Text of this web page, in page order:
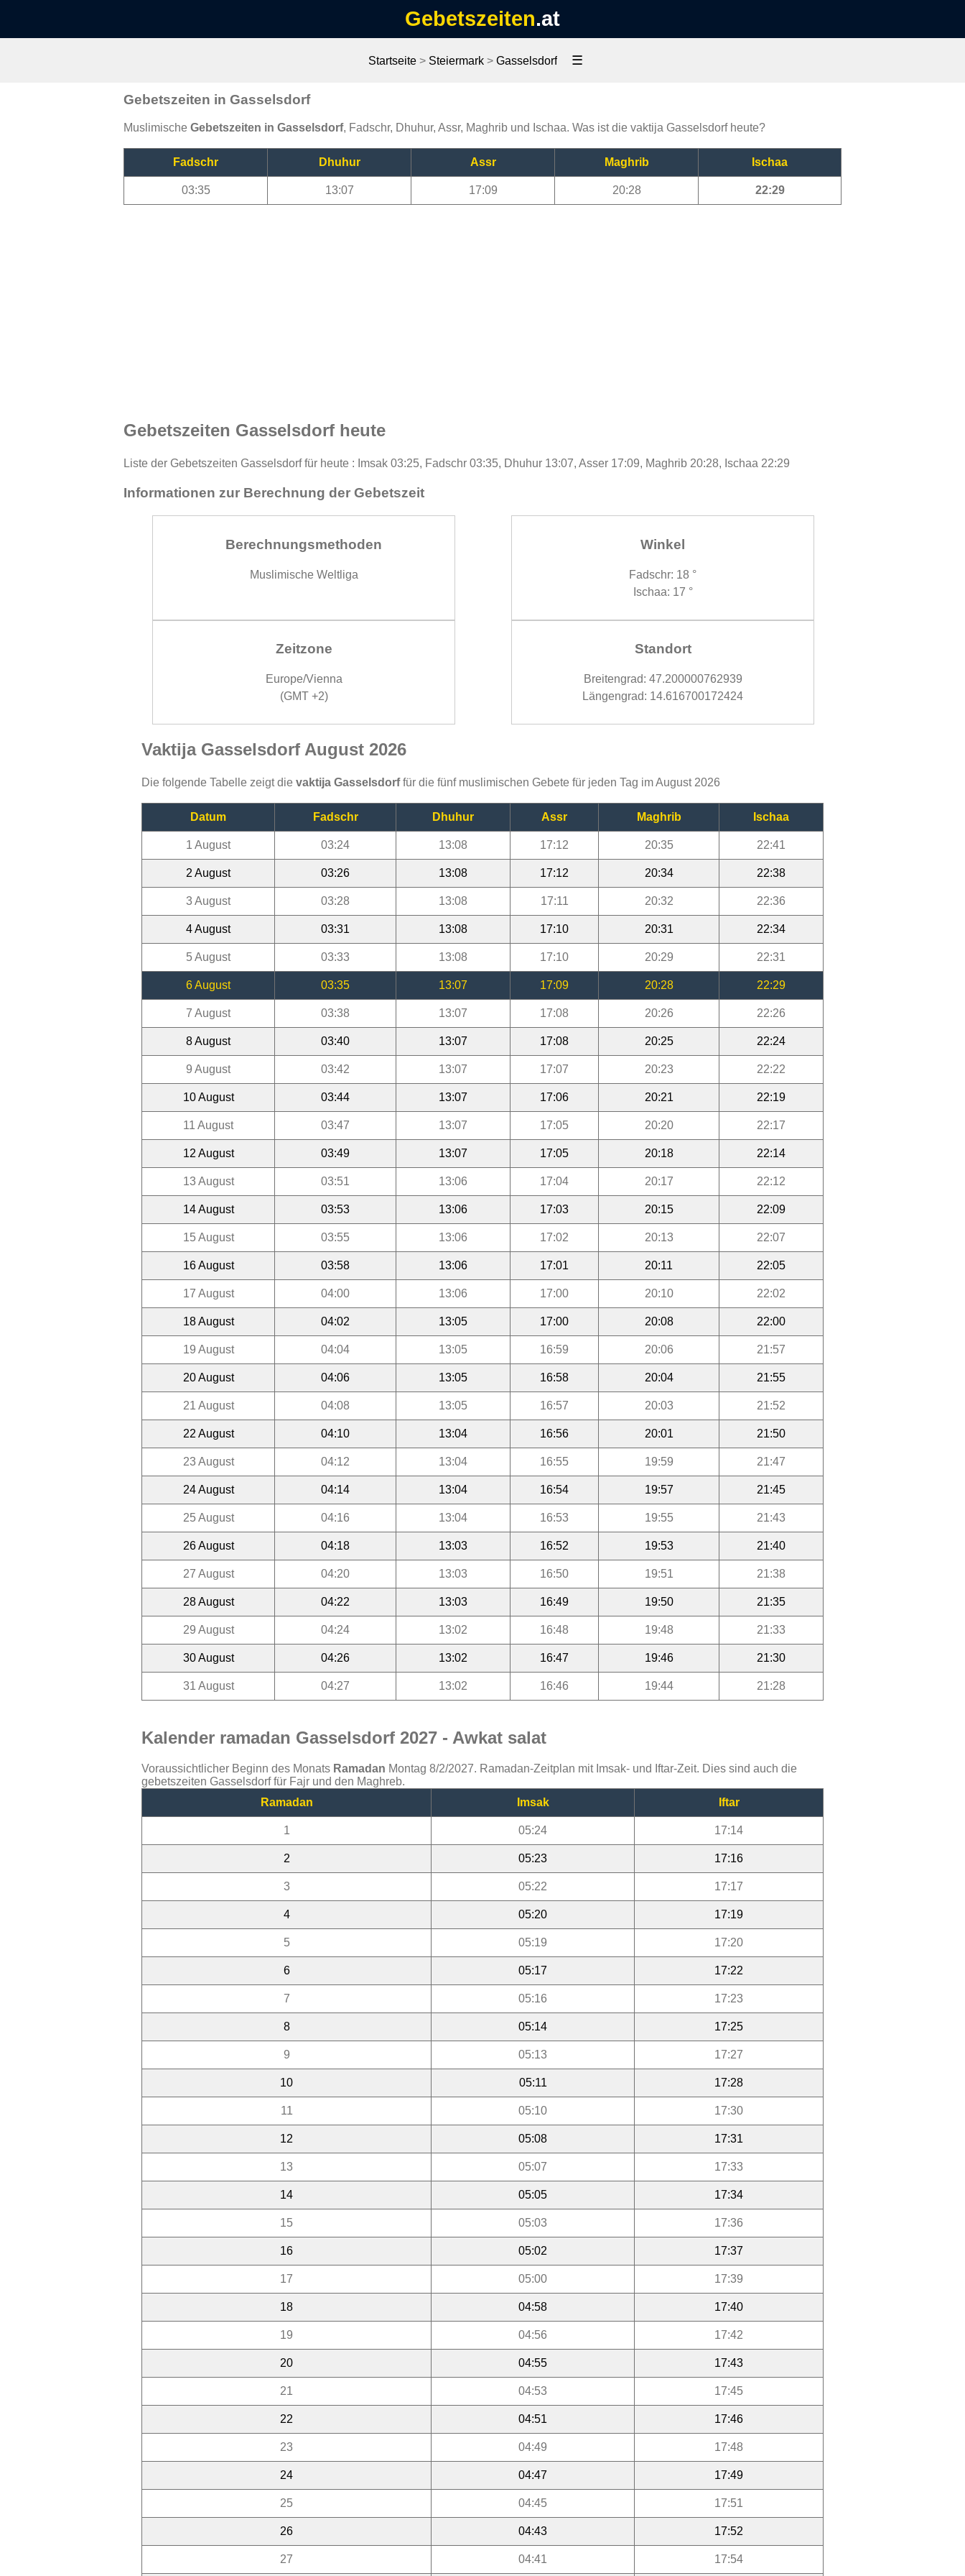
Gebetszeiten.at
Startseite> Steiermark> Gasselsdorf ☰
Gebetszeiten in Gasselsdorf
Muslimische Gebetszeiten in Gasselsdorf, Fadschr, Dhuhur, Assr, Maghrib und Ischaa. Was ist die vaktija Gasselsdorf heute?
Fadschr Dhuhur Assr Maghrib Ischaa
03:35 13:07 17:09 20:28 22:29
Gebetszeiten Gasselsdorf heute
Liste der Gebetszeiten Gasselsdorf für heute : Imsak 03:25, Fadschr 03:35, Dhuhur 13:07, Asser 17:09, Maghrib 20:28, Ischaa 22:29
Informationen zur Berechnung der Gebetszeit
Berechnungsmethoden
Muslimische Weltliga
Winkel
Fadschr: 18 °
Ischaa: 17 °
Zeitzone
Europe/Vienna
(GMT +2)
Standort
Breitengrad: 47.200000762939
Längengrad: 14.616700172424
Vaktija Gasselsdorf August 2026
Die folgende Tabelle zeigt die vaktija Gasselsdorffür die fünf muslimischen Gebete für jeden Tag im August 2026
Datum Fadschr Dhuhur Assr Maghrib Ischaa
1 August 03:24 13:08 17:12 20:35 22:41
2 August 03:26 13:08 17:12 20:34 22:38
3 August 03:28 13:08 17:11 20:32 22:36
4 August 03:31 13:08 17:10 20:31 22:34
5 August 03:33 13:08 17:10 20:29 22:31
6 August 03:35 13:07 17:09 20:28 22:29
7 August 03:38 13:07 17:08 20:26 22:26
8 August 03:40 13:07 17:08 20:25 22:24
9 August 03:42 13:07 17:07 20:23 22:22
10 August 03:44 13:07 17:06 20:21 22:19
11 August 03:47 13:07 17:05 20:20 22:17
12 August 03:49 13:07 17:05 20:18 22:14
13 August 03:51 13:06 17:04 20:17 22:12
14 August 03:53 13:06 17:03 20:15 22:09
15 August 03:55 13:06 17:02 20:13 22:07
16 August 03:58 13:06 17:01 20:11 22:05
17 August 04:00 13:06 17:00 20:10 22:02
18 August 04:02 13:05 17:00 20:08 22:00
19 August 04:04 13:05 16:59 20:06 21:57
20 August 04:06 13:05 16:58 20:04 21:55
21 August 04:08 13:05 16:57 20:03 21:52
22 August 04:10 13:04 16:56 20:01 21:50
23 August 04:12 13:04 16:55 19:59 21:47
24 August 04:14 13:04 16:54 19:57 21:45
25 August 04:16 13:04 16:53 19:55 21:43
26 August 04:18 13:03 16:52 19:53 21:40
27 August 04:20 13:03 16:50 19:51 21:38
28 August 04:22 13:03 16:49 19:50 21:35
29 August 04:24 13:02 16:48 19:48 21:33
30 August 04:26 13:02 16:47 19:46 21:30
31 August 04:27 13:02 16:46 19:44 21:28
Kalender ramadan Gasselsdorf 2027 - Awkat salat
Voraussichtlicher Beginn des Monats Ramadan Montag 8/2/2027. Ramadan-Zeitplan mit Imsak- und Iftar-Zeit. Dies sind auch die
gebetszeiten Gasselsdorf für Fajr und den Maghreb.
Ramadan
Imsak Iftar
1 05:24 17:14
2 05:23 17:16
3 05:22 17:17
4 05:20 17:19
5 05:19 17:20
6 05:17 17:22
7 05:16 17:23
8 05:14 17:25
9 05:13 17:27
10 05:11 17:28
11 05:10 17:30
12 05:08 17:31
13 05:07 17:33
14 05:05 17:34
15 05:03 17:36
16 05:02 17:37
17 05:00 17:39
18 04:58 17:40
19 04:56 17:42
20 04:55 17:43
21 04:53 17:45
22 04:51 17:46
23 04:49 17:48
24 04:47 17:49
25 04:45 17:51
26 04:43 17:52
27 04:41 17:54